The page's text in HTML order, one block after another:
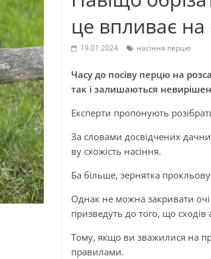
це впливає на
19.01.2024 насіння перцю
Часу до посіву перцю на
так і залишаються
Експерти пропонують
За словами досвідчених
ву схожість насіння.
Ба більше, зернятка
Однак не можна закривати
призведуть до того, що
Тому, якщо ви зважилися на
правилами.